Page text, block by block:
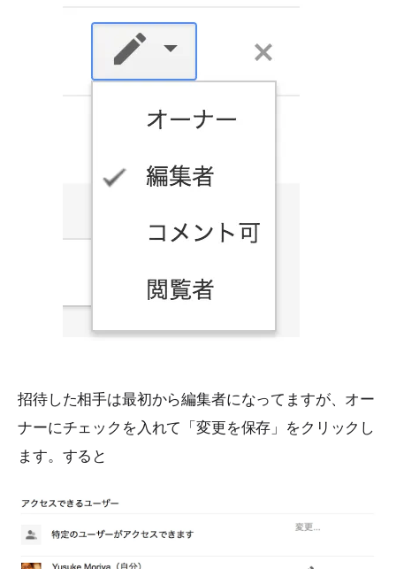
招待した相手は最初から編集者になってますが、オー
ナーにチェックを入れて「変更を保存」をクリックし
ます。すると